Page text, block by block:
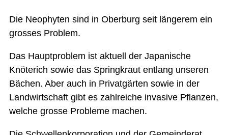
Die Neophyten sind in Oberburg seit längerem ein
grosses Problem.
Das Hauptproblem ist aktuell der Japanische
Knöterich sowie das Springkraut entlang unseren
Bächen. Aber auch in Privatgärten sowie in der
Landwirtschaft gibt es zahlreiche invasive Pflanzen,
welche grosse Probleme machen.